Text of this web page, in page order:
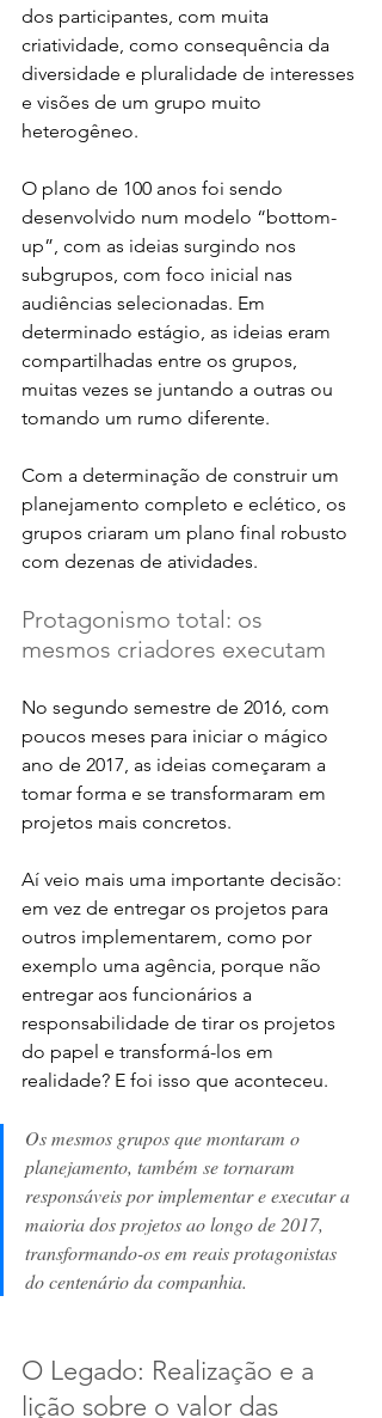
dos participantes, com muita
criatividade, como consequência da
diversidade e pluralidade de interesses
e visões de um grupo muito
heterogêneo.
O plano de 100 anos foi sendo
desenvolvido num modelo “bottom-
up”, com as ideias surgindo nos
subgrupos, com foco inicial nas
audiências selecionadas. Em
determinado estágio, as ideias eram
compartilhadas entre os grupos,
muitas vezes se juntando a outras ou
tomando um rumo diferente.
Com a determinação de construir um
planejamento completo e eclético, os
grupos criaram um plano final robusto
com dezenas de atividades.
Protagonismo total: os
mesmos criadores executam
No segundo semestre de 2016, com
poucos meses para iniciar o mágico
ano de 2017, as ideias começaram a
tomar forma e se transformaram em
projetos mais concretos.
Aí veio mais uma importante decisão:
em vez de entregar os projetos para
outros implementarem, como por
exemplo uma agência, porque não
entregar aos funcionários a
responsabilidade de tirar os projetos
do papel e transformá-los em
realidade? E foi isso que aconteceu.
Os mesmos grupos que montaram o
planejamento, também se tornaram
responsáveis por implementar e executar a
maioria dos projetos ao longo de 2017,
transformando-os em reais protagonistas
do centenário da companhia.
O Legado: Realização e a
lição sobre o valor das